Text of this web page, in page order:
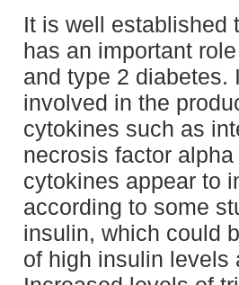
It is well established
has an important
and type 2 diabetes.
involved in the
cytokines such as
necrosis factor
cytokines appear to
according to some
insulin, which could
of high insulin levels